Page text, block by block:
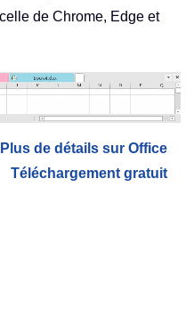
de Chrome, Edge et
Plus de détails sur Office
Téléchargement gratuit